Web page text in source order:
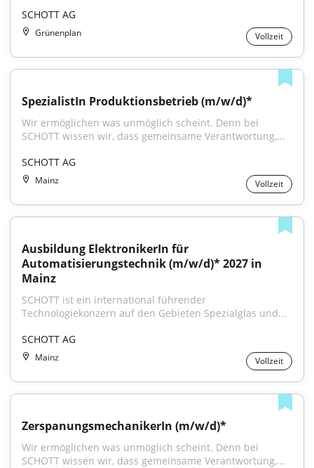
SCHOTT AG
Grünenplan Vollzeit
SpezialistIn Produktionsbetrieb (m/w/d)*
Wir ermöglichen was unmöglich scheint. Denn bei
SCHOTT wissen wir, dass gemeinsame Verantwortung,...
SCHOTT AG
Mainz Vollzeit
Ausbildung ElektronikerIn für
Automatisierungstechnik (m/w/d)* 2027 in
Mainz
SCHOTT ist ein international führender
Technologiekonzern auf den Gebieten Spezialglas und...
SCHOTT AG
Mainz Vollzeit
ZerspanungsmechanikerIn (m/w/d)*
Wir ermöglichen was unmöglich scheint. Denn bei
SCHOTT wissen wir, dass gemeinsame Verantwortung,...